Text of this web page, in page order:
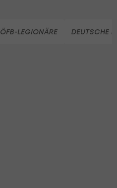
ÖFB-LEGIONÄRE DEUTSCHE